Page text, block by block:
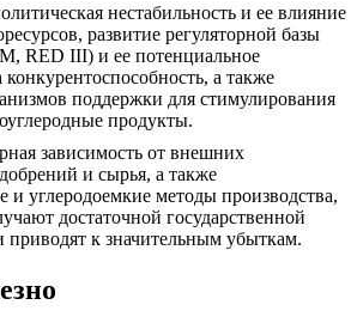
нестабильность и ее влияние
развитие регуляторной базы
RED III) и ее потенциальное
конкурентоспособность, а также
поддержки для стимулирования
продукты.
зависимость от внешних
и сырья, а также
и углеродоемкие методы производства,
достаточной государственной
к значительным убыткам.